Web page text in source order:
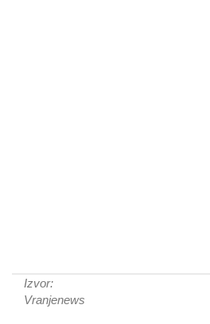
Izvor:
Vranjenews